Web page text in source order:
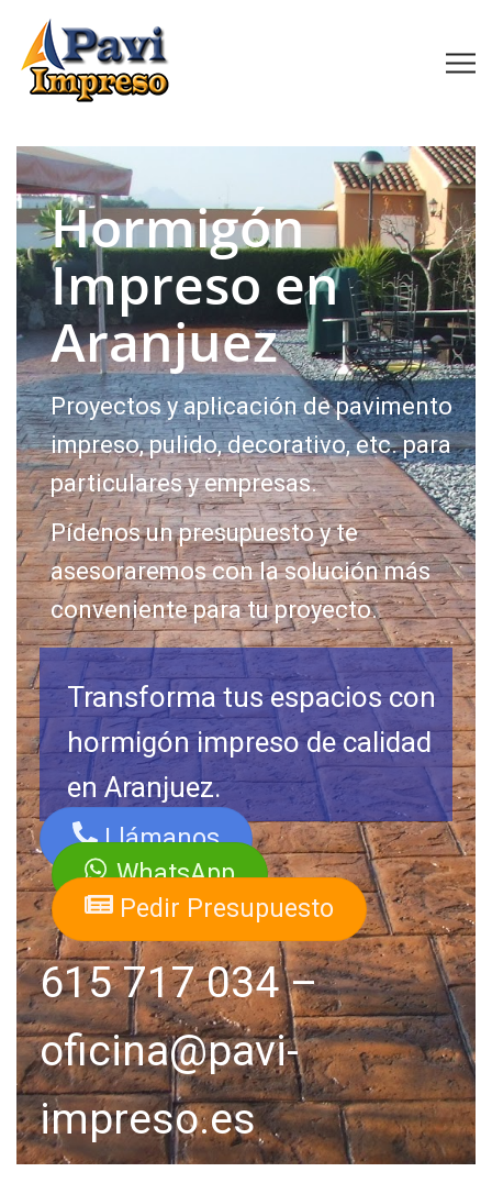
Hormigón
Impreso en
Aranjuez
Proyectos y aplicación de pavimento
impreso, pulido, decorativo, etc. para
particulares y empresas.
Pídenos un presupuesto y te
asesoraremos con la solución más
conveniente para tu proyecto.
Transforma tus espacios con
hormigón impreso de calidad
en Aranjuez.
Llámanos
WhatsApp
Pedir Presupuesto
615 717 034–
oficina@pavi-
impreso.es